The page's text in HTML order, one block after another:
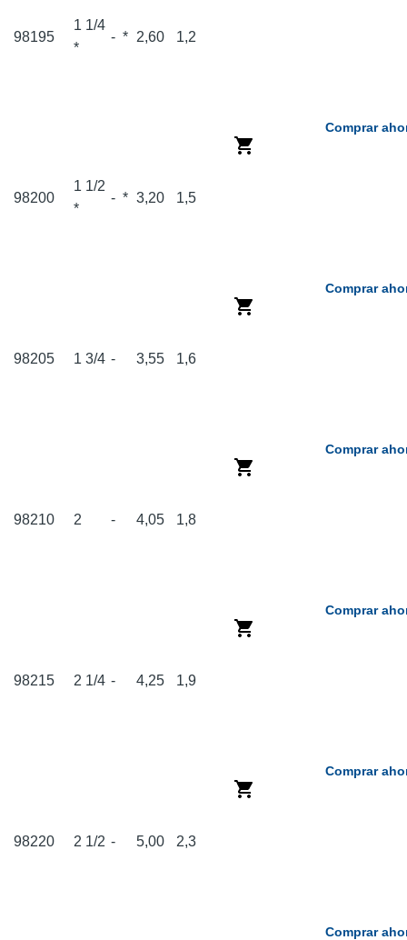
98195
1 1/4
*
- * 2,60 1,2
98200
1 1/2
*
- * 3,20 1,5
Comprar
98205 1 3/4 - 3,55 1,6
Comprar
98210 2 - 4,05 1,8
Comprar
98215 2 1/4 - 4,25 1,9
Comprar
98220 2 1/2 - 5,00 2,3
Comprar
Comprar